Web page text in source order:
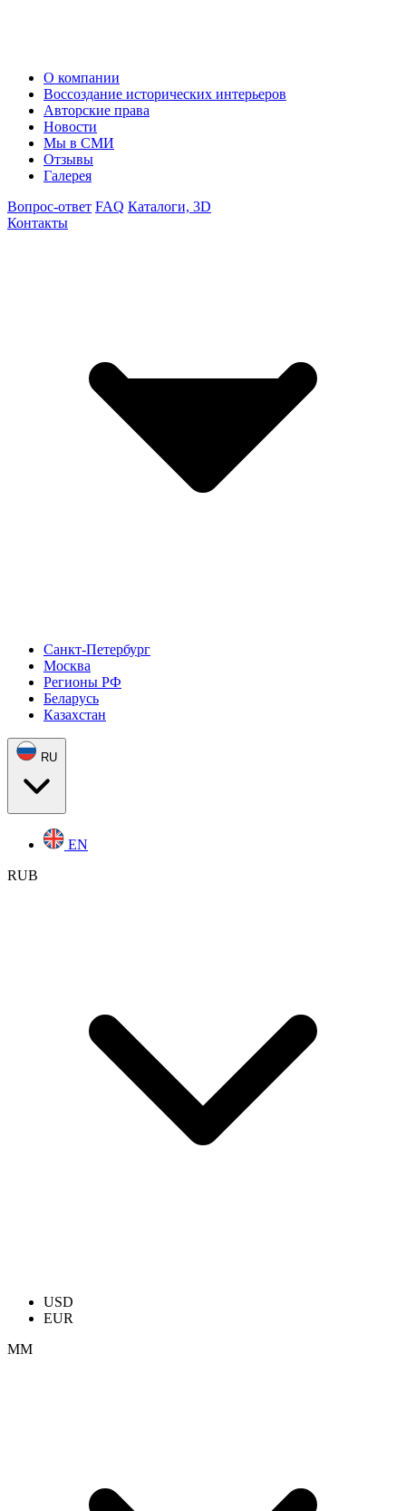
О компании
Воссоздание исторических интерьеров
Авторские права
Новости
Мы в СМИ
Отзывы
Галерея
Вопрос-ответ FAQ Каталоги, 3D
Контакты
Санкт-Петербург
Москва
Регионы РФ
Беларусь
Казахстан
RU
EN
RUB
USD
EUR
ММ